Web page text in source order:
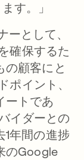
す。」
として、
確保するた
の顧客にと
ポイント、
ートであ
イダーとの
1年間の進捗
のGoogle